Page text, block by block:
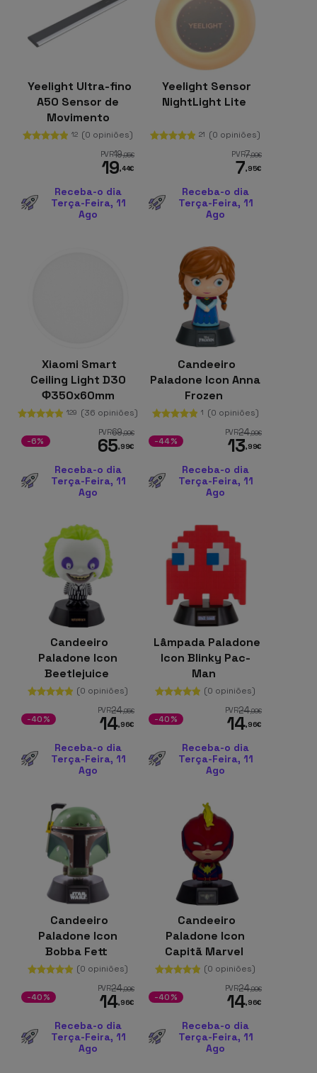
Yeelight Ultra-fino
A50 Sensor de
Movimento
Cinzento
12 (0 opiniões)
PVR19,95€
19,44€
Receba-o dia
Terça-Feira, 11
Ago
Yeelight Sensor
NightLight Lite
21 (0 opiniões)
PVR7,99€
7,95€
Receba-o dia
Terça-Feira, 11
Ago
Xiaomi Smart
Ceiling Light D30
Φ350x60mm
1700lm
129 (36 opiniões)
PVR69,99€
65,99€
-6%
Receba-o dia
Terça-Feira, 11
Ago
Candeeiro
Paladone Icon Anna
Frozen
1 (0 opiniões)
PVR24,99€
13,99€
-44%
Receba-o dia
Terça-Feira, 11
Ago
Candeeiro
Paladone Icon
Beetlejuice
(0 opiniões)
PVR24,95€
14,96€
-40%
Receba-o dia
Terça-Feira, 11
Ago
Lâmpada Paladone
Icon Blinky Pac-
Man
(0 opiniões)
PVR24,99€
14,96€
-40%
Receba-o dia
Terça-Feira, 11
Ago
Candeeiro
Paladone Icon
Bobba Fett
(0 opiniões)
PVR24,99€
14,96€
-40%
Receba-o dia
Terça-Feira, 11
Ago
Candeeiro
Paladone Icon
Capitã Marvel
(0 opiniões)
PVR24,99€
14,96€
-40%
Receba-o dia
Terça-Feira, 11
Ago